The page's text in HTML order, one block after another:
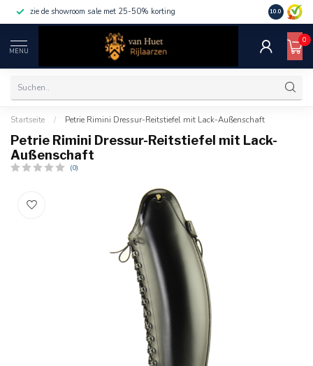
zie de showroom sale met 25-50% korting 10.0
MENU
0
Startseite / Petrie Rimini Dressur-Reitstiefel mit Lack-Außenschaft
Petrie Rimini Dressur-Reitstiefel mit Lack-
Außenschaft
(0)